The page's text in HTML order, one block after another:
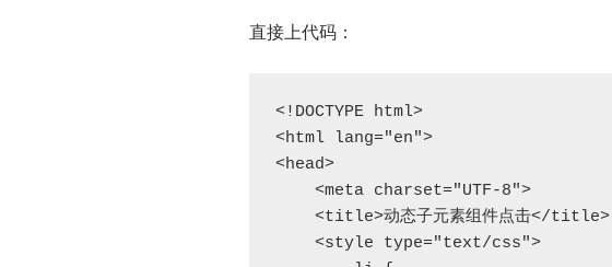
直接上代码：
<!DOCTYPE html>
<html lang="en">
<head>
    <meta charset="UTF-8">
    <title>动态子元素组件点击</title>
    <style type="text/css">